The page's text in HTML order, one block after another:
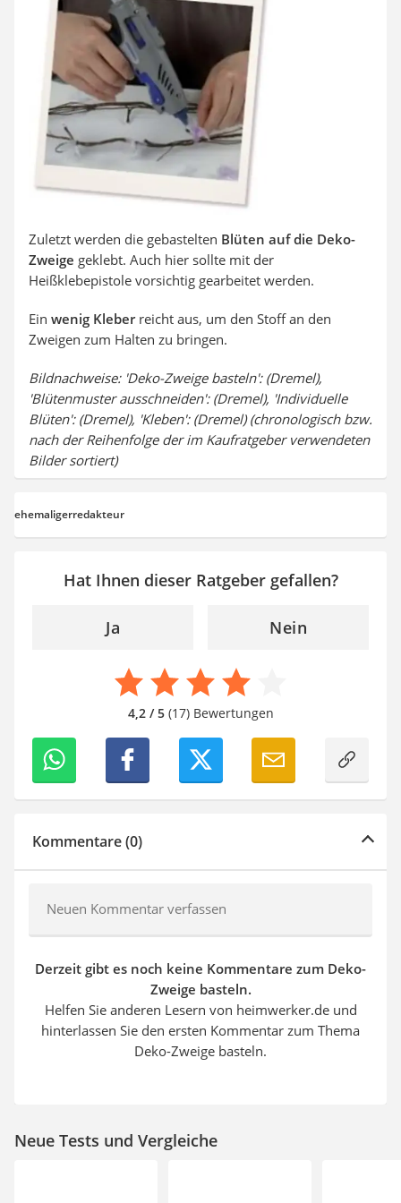
Zuletzt werden die gebastelten Blüten auf die Deko-
Zweige geklebt. Auch hier sollte mit der
Heißklebepistole vorsichtig gearbeitet werden.
Ein wenig Kleberreicht aus, um den Stoff an den
Zweigen zum Halten zu bringen.
Bildnachweise: 'Deko-Zweige basteln': (Dremel),
'Blütenmuster ausschneiden': (Dremel), 'Individuelle
Blüten': (Dremel), 'Kleben': (Dremel) (chronologisch bzw.
nach der Reihenfolge der im Kaufratgeber verwendeten
Bilder sortiert)
ehemaligerredakteur
Hat Ihnen dieser Ratgeber gefallen?
Ja Nein
4,2 / 5(17) Bewertungen
Kommentare (0)
Neuen Kommentar verfassen
Derzeit gibt es noch keine Kommentare zum Deko-
Zweige basteln.
Helfen Sie anderen Lesern von heimwerker.de und
hinterlassen Sie den ersten Kommentar zum Thema
Deko-Zweige basteln.
Neue Tests und Vergleiche